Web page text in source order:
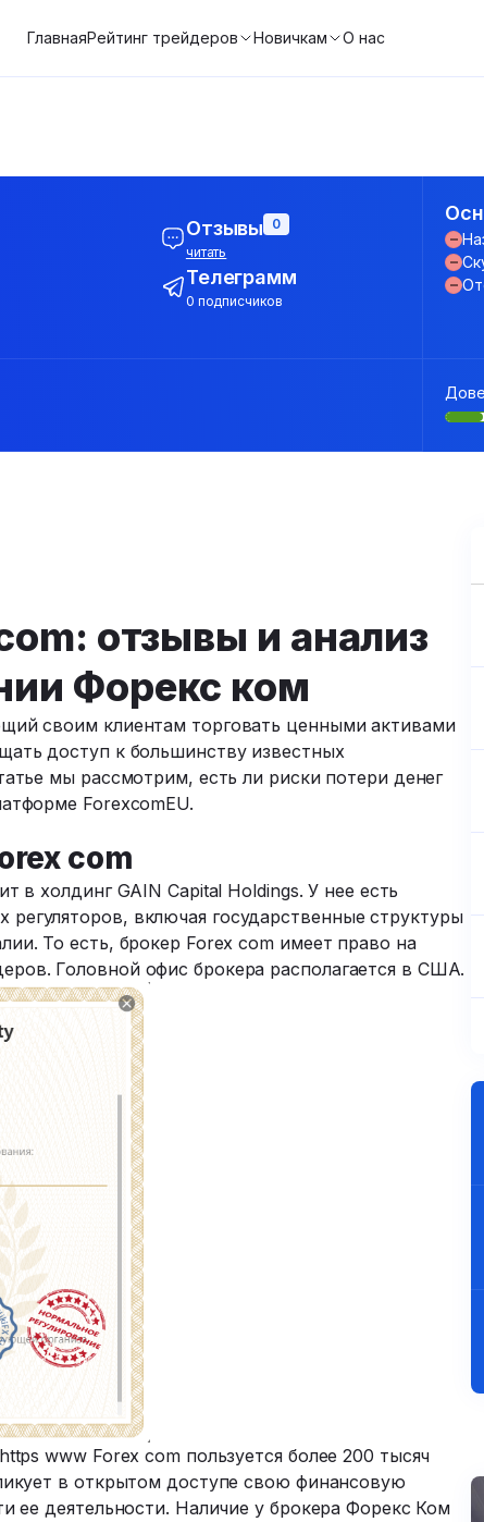
ГлавнаяРейтинг трейдеров Новичкам О нас
Отзывы 0
читать
Телеграмм
0 подписчиков
отзывы и анализ
Форекс ком
своим клиентам торговать ценными активами
доступ к большинству известных
мы рассмотрим, есть ли риски потери денег
ForexcomEU.
com
в холдинг GAIN Capital Holdings. У нее есть
включая государственные структуры
То есть, брокер Forex com имеет право на
Головной офис брокера располагается в США.
www Forex com пользуется более 200 тысяч
в открытом доступе свою финансовую
ее деятельности. Наличие у брокера Форекс Ком